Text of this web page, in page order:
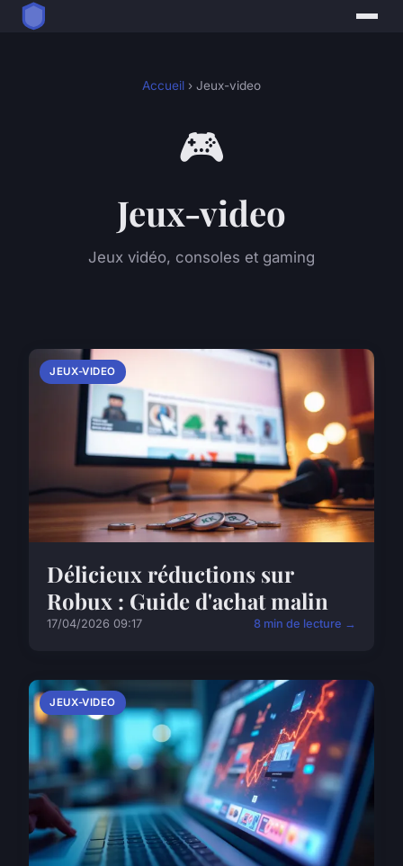
Accueil › Jeux-video
🎮
Jeux-video
Jeux vidéo, consoles et gaming
JEUX-VIDEO
Délicieux réductions sur
Robux : Guide d'achat malin
17/04/2026 09:17 8 min de lecture →
JEUX-VIDEO